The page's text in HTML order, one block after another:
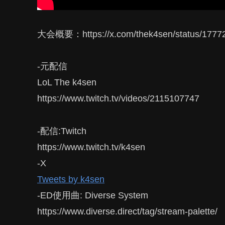
大会概要：https://x.com/thek4sen/status/
-元配信
LoL The k4sen
https://www.twitch.tv/videos/2115107747
-配信:Twitch
https://www.twitch.tv/k4sen
-X
Tweets by k4sen
-ED使用曲: Diverse System
https://www.diverse.direct/tag/stream-palette/